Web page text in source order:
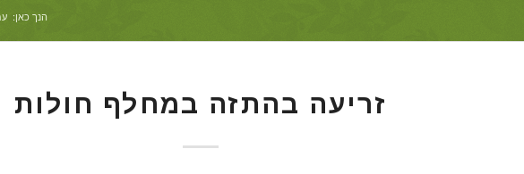
הנך כאן:
זריעה בהתזה במחלף חולות